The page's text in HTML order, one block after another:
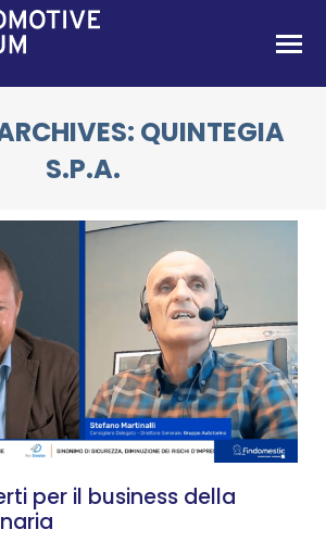
QUINTEGIA
S.P.A.
per il business della